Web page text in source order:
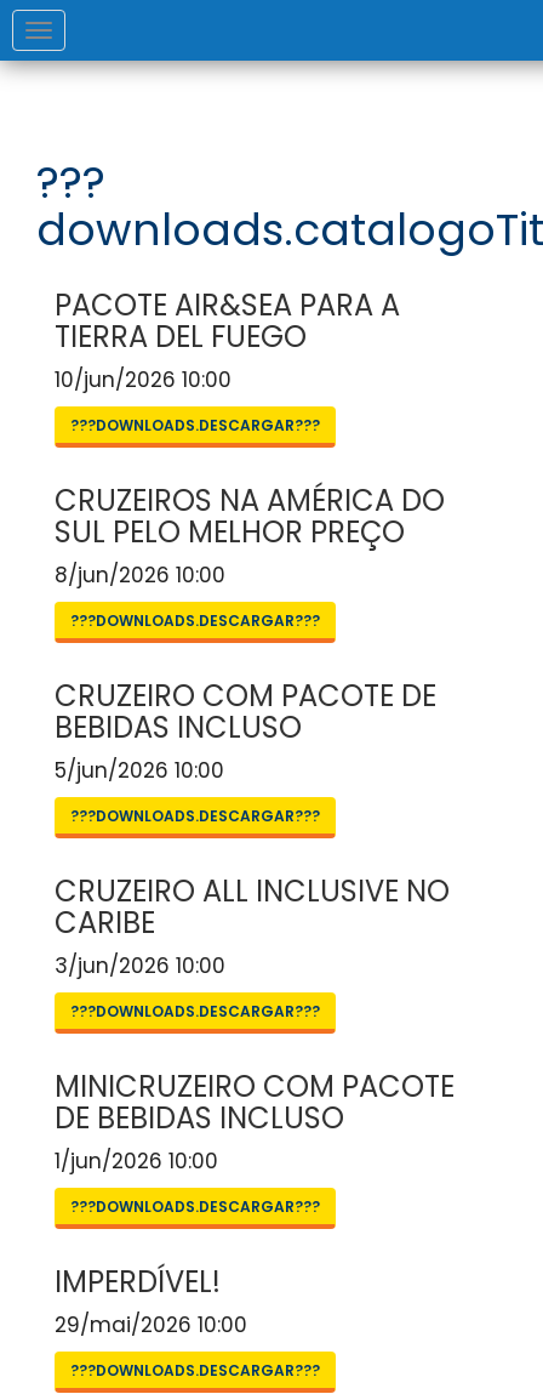
Toggle
navigation
???
PACOTE AIR&SEA PARA A
TIERRA DEL FUEGO
10/jun/2026 10:00
???DOWNLOADS.DESCARGAR???
CRUZEIROS NA AMÉRICA DO
SUL PELO MELHOR PREÇO
8/jun/2026 10:00
???DOWNLOADS.DESCARGAR???
CRUZEIRO COM PACOTE DE
BEBIDAS INCLUSO
5/jun/2026 10:00
???DOWNLOADS.DESCARGAR???
CRUZEIRO ALL INCLUSIVE NO
CARIBE
3/jun/2026 10:00
???DOWNLOADS.DESCARGAR???
MINICRUZEIRO COM PACOTE
DE BEBIDAS INCLUSO
1/jun/2026 10:00
???DOWNLOADS.DESCARGAR???
IMPERDÍVEL!
29/mai/2026 10:00
???DOWNLOADS.DESCARGAR???